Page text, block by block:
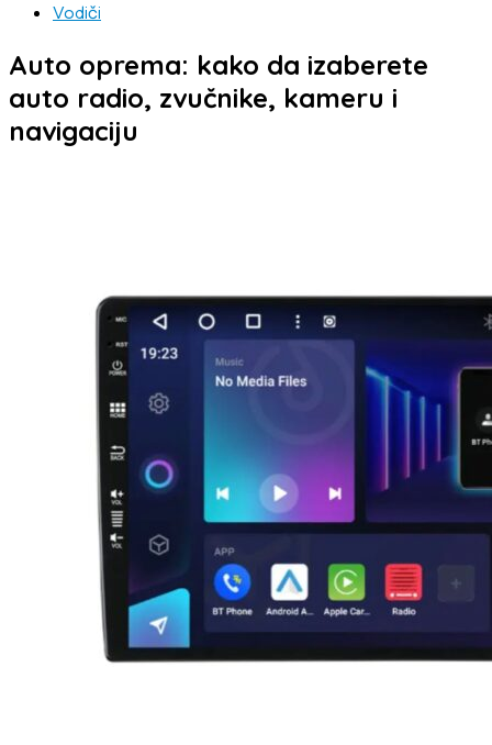
Vodiči
Auto oprema: kako da izaberete
auto radio, zvučnike, kameru i
navigaciju